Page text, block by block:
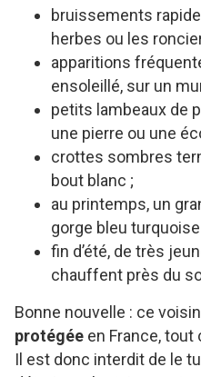
bruissements
herbes ou les
apparitions
ensoleillé, sur un
petits lambeaux de
une pierre ou une
crottes sombres
bout blanc ;
au printemps, un
gorge bleu turquoise
fin d’été, de très
chauffent près du
Bonne nouvelle : ce
protégée en France,
Il est donc interdit de le